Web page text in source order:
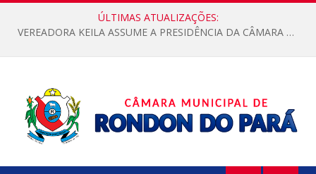
ÚLTIMAS ATUALIZAÇÕES:
VEREADORA KEILA ASSUME A PRESIDÊNCIA DA CÂMARA MUNICIPAL.